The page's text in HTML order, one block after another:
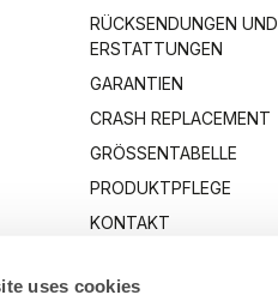
uses cookies
RÜCKSENDUNGEN UND
ERSTATTUNGEN
GARANTIEN
CRASH REPLACEMENT
GRÖSSENTABELLE
PRODUKTPFLEGE
KONTAKT